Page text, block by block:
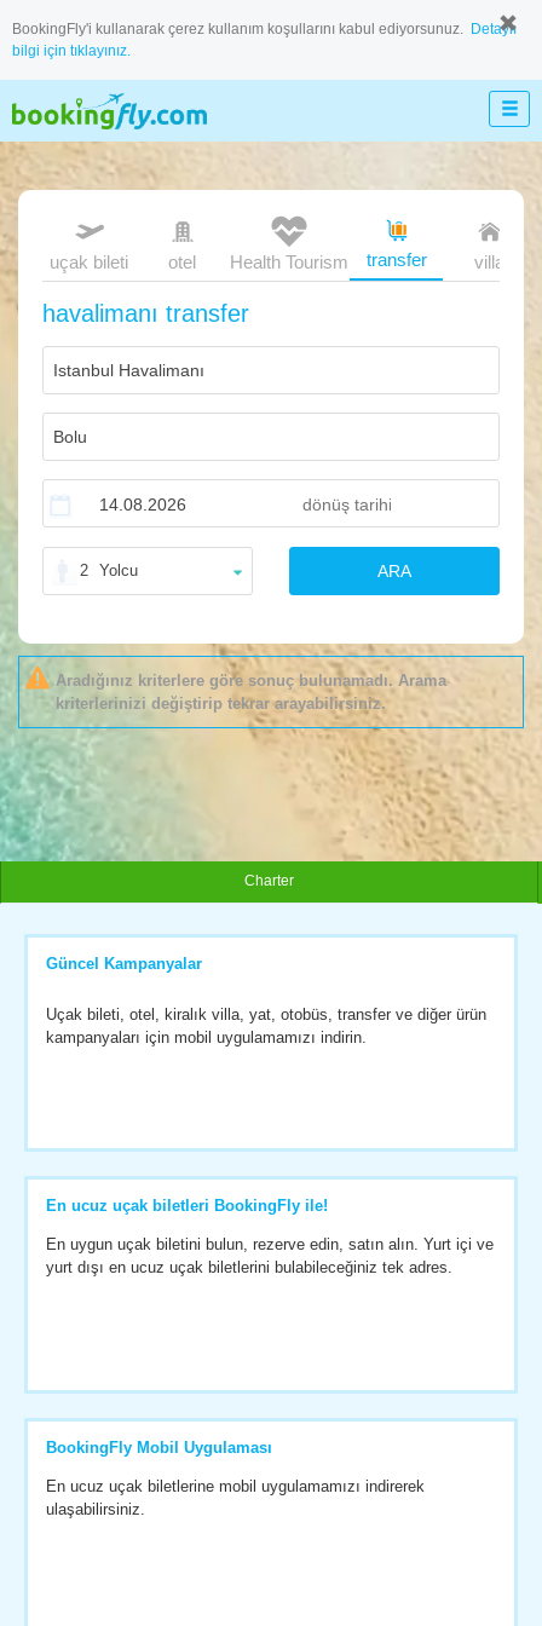
BookingFly'i kullanarak çerez kullanım koşullarını kabul ediyorsunuz. Detaylı
bilgi için tıklayınız.
uçak bileti otel transfer villa
Health Tourism
havalimanı transfer
2 Yolcu ARA
Aradığınız kriterlere göre sonuç bulunamadı. Arama
kriterlerinizi değiştirip tekrar arayabilirsiniz.
Charter
Güncel Kampanyalar
Uçak bileti, otel, kiralık villa, yat, otobüs, transfer ve diğer ürün
kampanyaları için mobil uygulamamızı indirin.
En ucuz uçak biletleri BookingFly ile!
En uygun uçak biletini bulun, rezerve edin, satın alın. Yurt içi ve
yurt dışı en ucuz uçak biletlerini bulabileceğiniz tek adres.
BookingFly Mobil Uygulaması
En ucuz uçak biletlerine mobil uygulamamızı indirerek
ulaşabilirsiniz.